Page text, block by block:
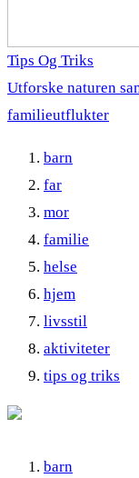
Tips Og Triks
Utforske naturen
familieutflukter
barn
far
mor
familie
helse
hjem
livsstil
aktiviteter
tips og triks
barn